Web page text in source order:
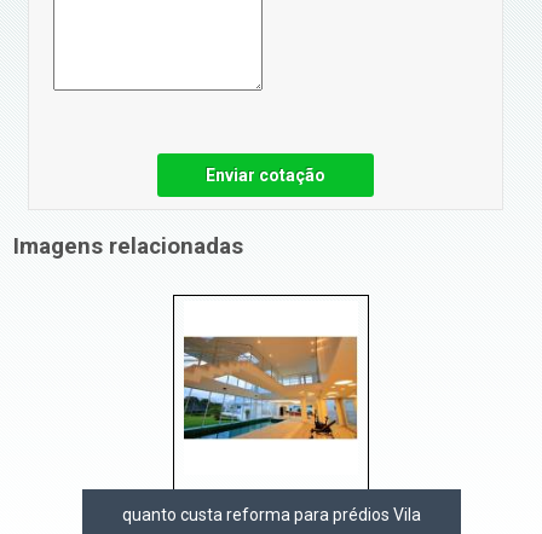
Enviar cotação
Imagens relacionadas
quanto custa reforma para prédios Vila